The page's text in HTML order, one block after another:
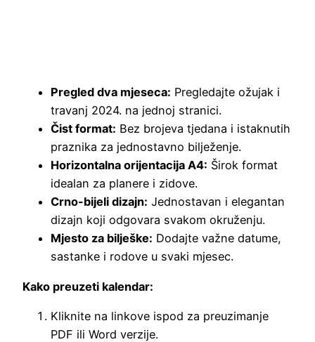
Pregled dva mjeseca: Pregledajte ožujak i
travanj 2024. na jednoj stranici.
Čist format: Bez brojeva tjedana i istaknutih
praznika za jednostavno bilježenje.
Horizontalna orijentacija A4: Širok format
idealan za planere i zidove.
Crno-bijeli dizajn: Jednostavan i elegantan
dizajn koji odgovara svakom okruženju.
Mjesto za bilješke: Dodajte važne datume,
sastanke i rodove u svaki mjesec.
Kako preuzeti kalendar:
Kliknite na linkove ispod za preuzimanje
PDF ili Word verzije.